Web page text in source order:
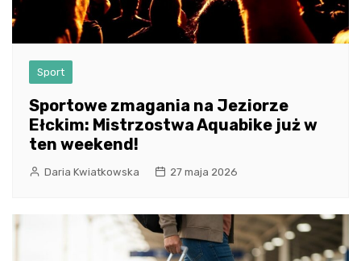
Sport
Sportowe zmagania na Jeziorze
Ełckim: Mistrzostwa Aquabike już w
ten weekend!
Daria Kwiatkowska 27 maja 2026